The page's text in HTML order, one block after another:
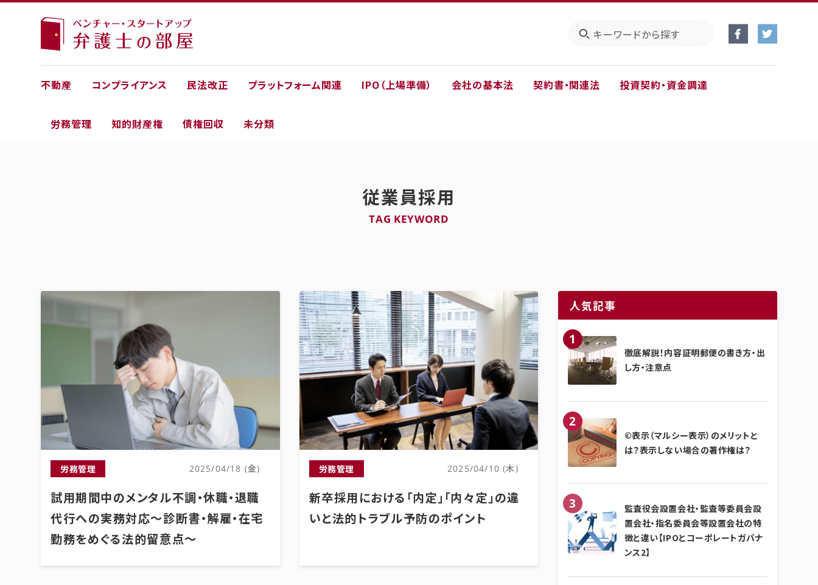
不動産 コンプライアンス 民法改正 プラットフォーム関連 IPO（上場準備） 会社の基本法 契約書・関連法 投資契約・資金調達
労務管理 知的財産権 債権回収 未分類
従業員採用
TAG KEYWORD
労務管理 2025/04/18 (金)
試用期間中のメンタル不調・休職・退職
代行への実務対応～診断書・解雇・在宅
勤務をめぐる法的留意点～
労務管理 2025/04/10 (木)
新卒採用における「内定」「内々定」の違
いと法的トラブル予防のポイント
人気記事
徹底解説！内容証明郵便の書き方・出
し方・注意点
©表示（マルシー表示）のメリットと
は？表示しない場合の著作権は？
監査役会設置会社・監査等委員会設
置会社・指名委員会等設置会社の特
徴と違い【IPOとコーポレートガバナ
ンス2】